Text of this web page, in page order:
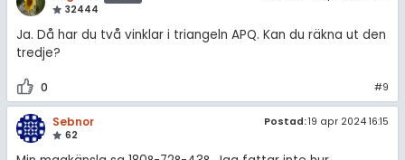
32444
Ja. Då har du två vinklar i triangeln APQ. Kan du räkna ut den
tredje?
0 #9
Sebnor
62
Postad:19 apr 2024 16:15